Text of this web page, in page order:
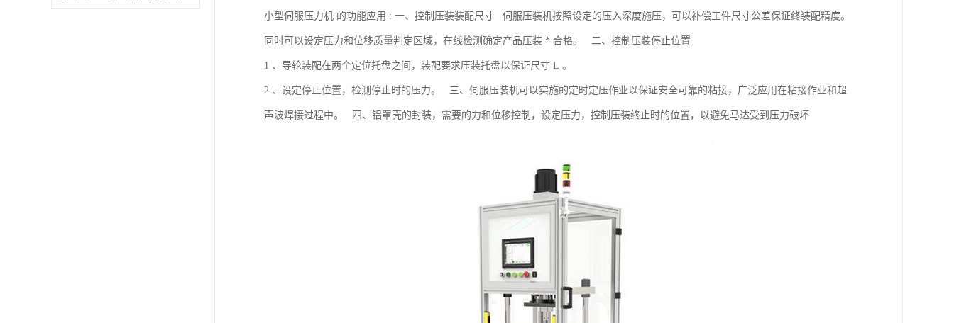
小型伺服压力机 的功能应用 : 一、控制压装装配尺寸 伺服压装机按照设定的压入深度施压，可以补偿工件尺寸公差保证终装配精度。
同时可以设定压力和位移质量判定区域，在线检测确定产品压装 * 合格。 二、控制压装停止位置
1 、导轮装配在两个定位托盘之间，装配要求压装托盘以保证尺寸 L 。
2 、设定停止位置，检测停止时的压力。 三、伺服压装机可以实施的定时定压作业以保证安全可靠的粘接，广泛应用在粘接作业和超
声波焊接过程中。 四、铝罩壳的封装，需要的力和位移控制，设定压力，控制压装终止时的位置，以避免马达受到压力破坏